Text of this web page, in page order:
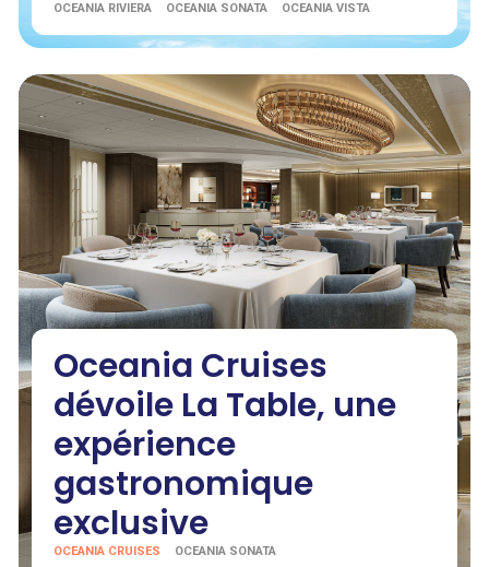
OCEANIA RIVIERA
OCEANIA SONATA OCEANIA VISTA
Oceania Cruises
dévoile La Table, une
expérience
gastronomique
exclusive
OCEANIA CRUISES OCEANIA SONATA